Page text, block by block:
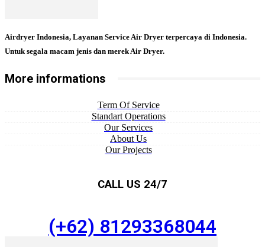
Airdryer Indonesia, Layanan Service Air Dryer terpercaya di Indonesia.
Untuk segala macam jenis dan merek Air Dryer.
More informations
Term Of Service
Standart Operations
Our Services
About Us
Our Projects
CALL US 24/7
(+62) 81293368044